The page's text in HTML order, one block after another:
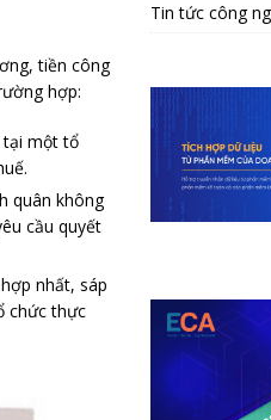
tiền công
hợp:
tại một tổ
quân không
cầu quyết
nhất, sáp
chức thực
Tin tức công